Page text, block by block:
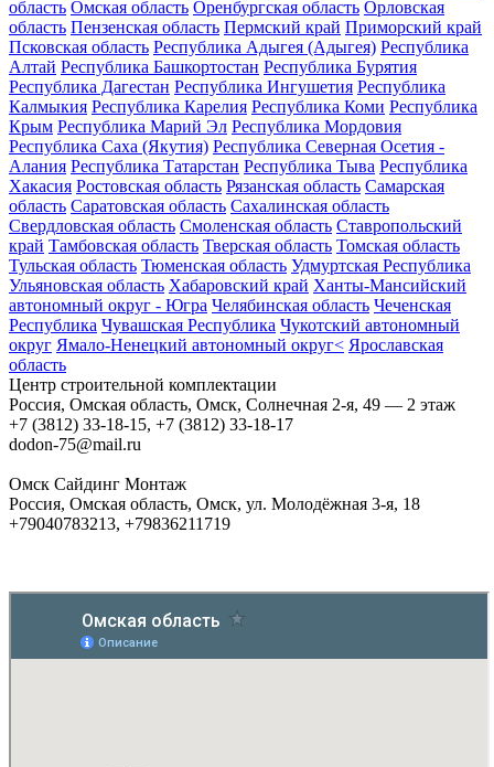
область Омская область Оренбургская область Орловская
область Пензенская область Пермский край Приморский край
Псковская область Республика Адыгея (Адыгея) Республика
Алтай Республика Башкортостан Республика Бурятия
Республика Дагестан Республика Ингушетия Республика
Калмыкия Республика Карелия Республика Коми Республика
Крым Республика Марий Эл Республика Мордовия
Республика Саха (Якутия) Республика Северная Осетия -
Алания Республика Татарстан Республика Тыва Республика
Хакасия Ростовская область Рязанская область Самарская
область Саратовская область Сахалинская область
Свердловская область Смоленская область Ставропольский
край Тамбовская область Тверская область Томская область
Тульская область Тюменская область Удмуртская Республика
Ульяновская область Хабаровский край Ханты-Мансийский
автономный округ - Югра Челябинская область Чеченская
Республика Чувашская Республика Чукотский автономный
округ Ямало-Ненецкий автономный округ< Ярославская
область
Центр строительной комплектации
Россия, Омская область, Омск, Солнечная 2-я, 49 — 2 этаж
+7 (3812) 33-18-15, +7 (3812) 33-18-17
dodon-75@mail.ru
Омск Сайдинг Монтаж
Россия, Омская область, Омск, ​ул. Молодёжная 3-я, 18
+79040783213, +79836211719